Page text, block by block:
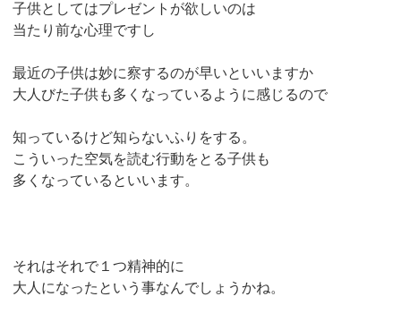
子供としてはプレゼントが欲しいのは
当たり前な心理ですし
最近の子供は妙に察するのが早いといいますか
大人びた子供も多くなっているように感じるので
知っているけど知らないふりをする。
こういった空気を読む行動をとる子供も
多くなっているといいます。
それはそれで１つ精神的に
大人になったという事なんでしょうかね。